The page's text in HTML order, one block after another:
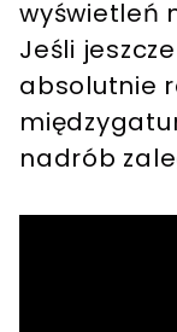
wyświetleń
Jeśli
absolutnie
nadrób